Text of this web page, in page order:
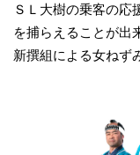
ＳＬ大樹の乗客の応
を捕らえることが出
新撰組による女ねず